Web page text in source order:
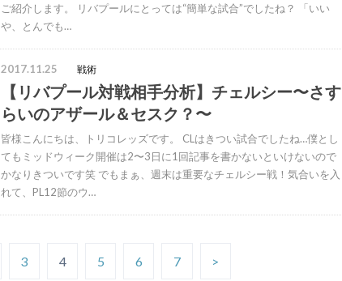
ご紹介します。 リバプールにとっては“簡単な試合”でしたね？ 「いい
や、とんでも…
2017.11.25 戦術
【リバプール対戦相手分析】チェルシー〜さす
らいのアザール＆セスク？〜
皆様こんにちは、トリコレッズです。 CLはきつい試合でしたね…僕とし
てもミッドウィーク開催は2〜3日に1回記事を書かないといけないので
かなりきついです笑 でもまぁ、週末は重要なチェルシー戦！気合いを入
れて、PL12節のウ…
3 4 5 6 7 >